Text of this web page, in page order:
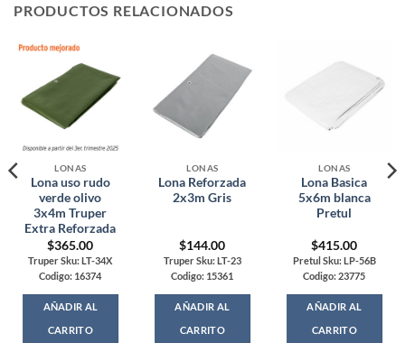
PRODUCTOS RELACIONADOS
LONAS
Lona uso rudo
verde olivo
3x4m Truper
Extra Reforzada
$365.00
Truper Sku: LT-34X
Codigo: 16374
AÑADIR AL
CARRITO
LONAS
Lona Reforzada
2x3m Gris
$144.00
Truper Sku: LT-23
Codigo: 15361
AÑADIR AL
CARRITO
LONAS
Lona Basica
5x6m blanca
Pretul
$415.00
Pretul Sku: LP-56B
Codigo: 23775
AÑADIR AL
CARRITO